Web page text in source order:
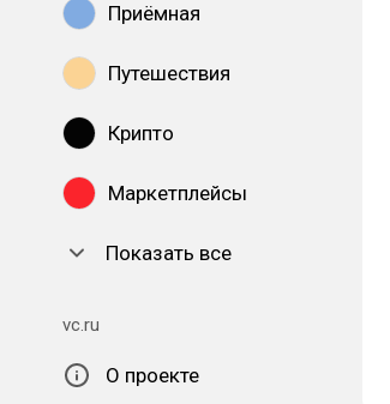
Приёмная
Путешествия
Крипто
Маркетплейсы
Показать все
vc.ru
О проекте